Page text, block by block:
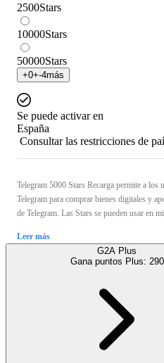
2500Stars
10000Stars
50000Stars
+0+-4más
Se puede activar en
España
Consultar las restricciones de
Telegram 5000 Stars Recarga permite a los
Telegram para comprar bienes digitales y
de Telegram. Las Stars se pueden usar en
Leer más
G2A Plus
Gana puntos Plus: 290